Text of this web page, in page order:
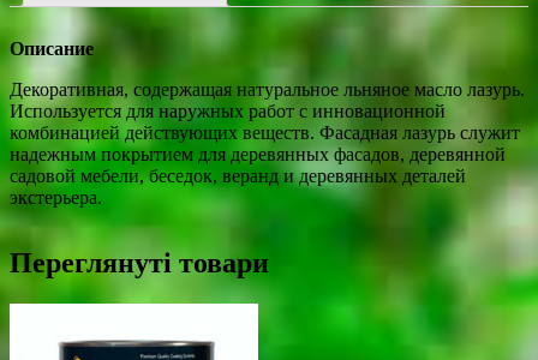
Описание
Декоративная, содержащая натуральное льняное масло лазурь.
Используется для наружных работ с инновационной
комбинацией действующих веществ. Фасадная лазурь служит
надежным покрытием для деревянных фасадов, деревянной
садовой мебели, беседок, веранд и деревянных деталей
экстерьера.
Переглянуті товари